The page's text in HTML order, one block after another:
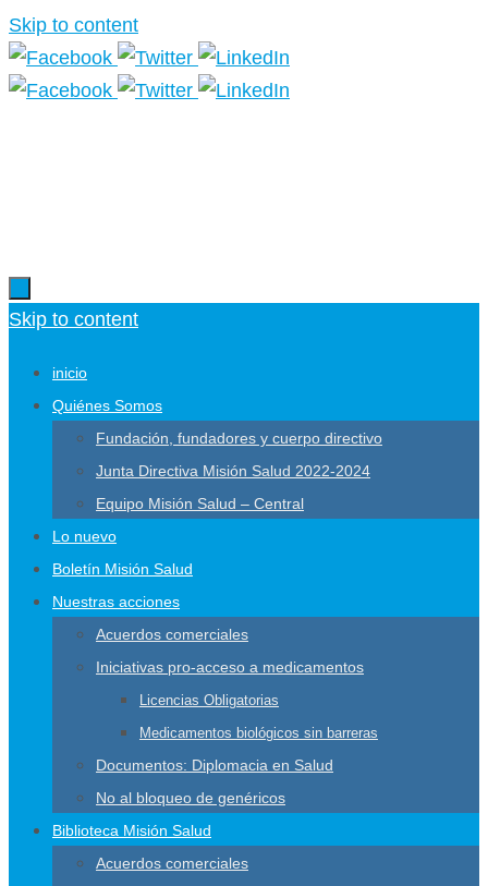
Skip to content
Skip to content
inicio
Quiénes Somos
Fundación, fundadores y cuerpo directivo
Junta Directiva Misión Salud 2022-2024
Equipo Misión Salud – Central
Lo nuevo
Boletín Misión Salud
Nuestras acciones
Acuerdos comerciales
Iniciativas pro-acceso a medicamentos
Licencias Obligatorias
Medicamentos biológicos sin barreras
Documentos: Diplomacia en Salud
No al bloqueo de genéricos
Biblioteca Misión Salud
Acuerdos comerciales
Más información.